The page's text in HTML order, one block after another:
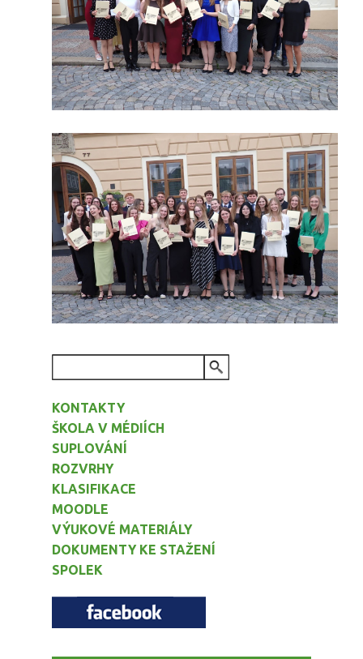
KONTAKTY
ŠKOLA V MÉDIÍCH
SUPLOVÁNÍ
ROZVRHY
KLASIFIKACE
MOODLE
VÝUKOVÉ MATERIÁLY
DOKUMENTY KE STAŽENÍ
SPOLEK